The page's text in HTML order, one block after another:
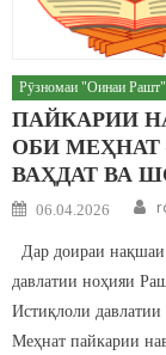
Рӯзномаи "Оинаи Рашт"
ПАЙКАРИИ
ОБИ МЕҲНАТ
ВАҲДАТ ВА
Posted on
06.04.2026
Дар доираи
давлатии ноҳияи
Истиқлоли
Меҳнат пайкарии